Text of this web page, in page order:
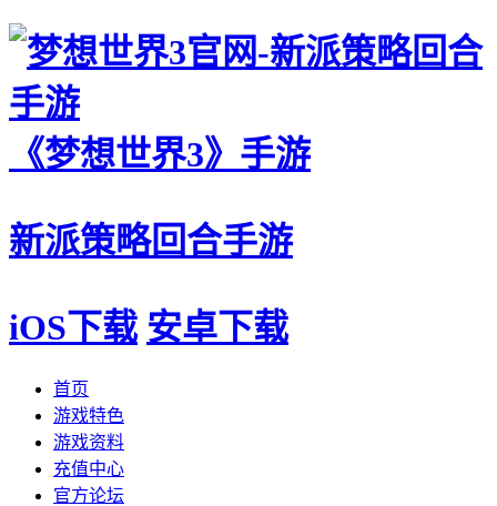
《梦想世界3》手游
新派策略回合手游
iOS下载 安卓下载
首页
游戏特色
游戏资料
充值中心
官方论坛